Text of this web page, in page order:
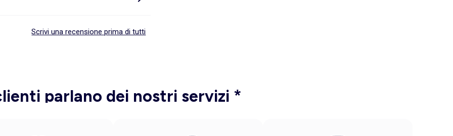
Scrivi una recensione prima di tutti
parlano dei nostri servizi *